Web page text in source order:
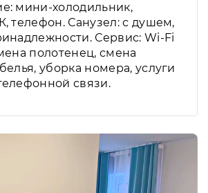
мини-холодильник,
телефон. Санузел: с душем,
Сервис: Wi-Fi
полотенец, смена
уборка номера, услуги
связи.